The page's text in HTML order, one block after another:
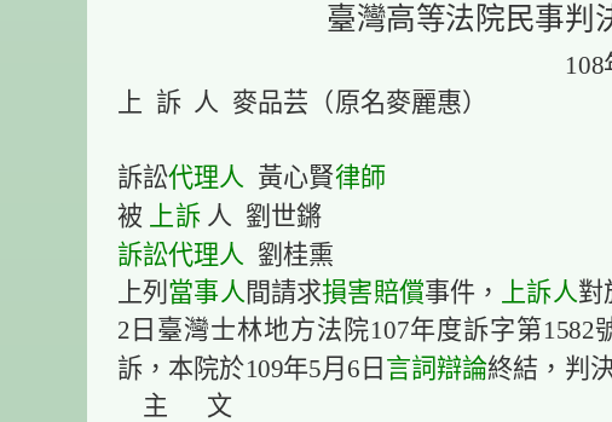
臺灣高等法院民事判
上 訴 人 麥品芸（原名麥麗惠）
訴訟代理人 黃心賢律師
被 上訴人 劉世鏘
訴訟代理人
劉桂熏
上列 當事人間請求損害賠償事件， 上訴人對
2日臺灣士林地方法院107年度訴字第1582
訴，本院於109年5月6日 言詞辯論終結，判
主 文